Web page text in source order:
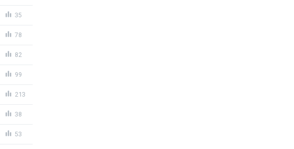
35
78
82
99
213
38
53